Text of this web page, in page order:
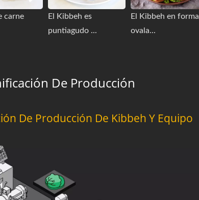
carne
El Kibbeh es
puntiagudo ...
El Kibbeh en forma
ovala...
De Producción
De Producción De Kibbeh Y Equipo